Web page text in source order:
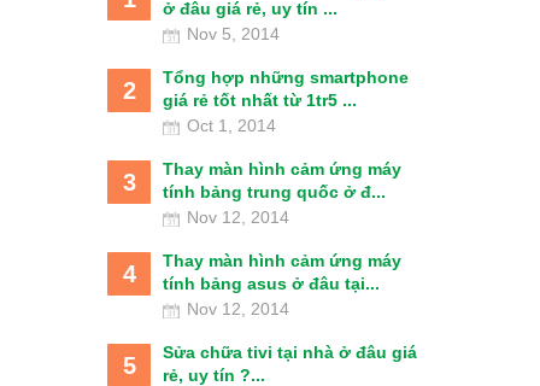
ở đâu giá rẻ, uy tín ...
Nov 5, 2014
2
Tổng hợp những smartphone
giá rẻ tốt nhất từ 1tr5 ...
Oct 1, 2014
3
Thay màn hình cảm ứng máy
tính bảng trung quốc ở đ...
Nov 12, 2014
4
Thay màn hình cảm ứng máy
tính bảng asus ở đâu tại...
Nov 12, 2014
5
Sửa chữa tivi tại nhà ở đâu giá
rẻ, uy tín ?...